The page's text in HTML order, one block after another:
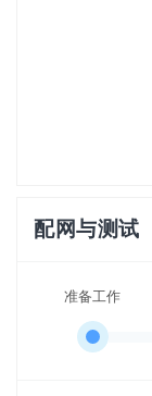
配网与测试
准备工作